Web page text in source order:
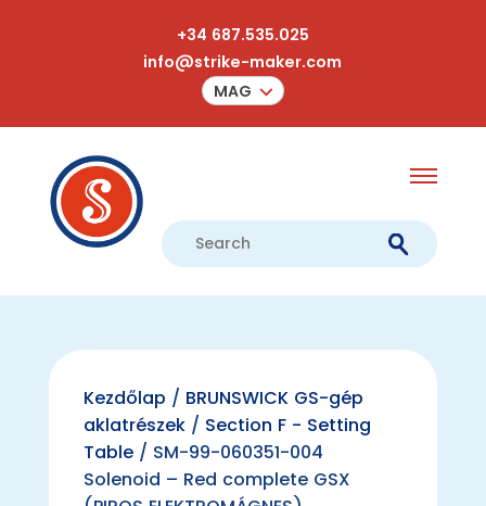
+34 687.535.025
info@strike-maker.com
MAG
Kezdőlap / BRUNSWICK GS-gép
aklatrészek/ Section F - Setting
Table/ SM-99-060351-004
Solenoid – Red complete GSX